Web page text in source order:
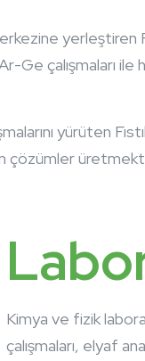
Ge çalışmaları
yürüten
çözümler
Kimya ve fizik
çalışmaları, elyaf